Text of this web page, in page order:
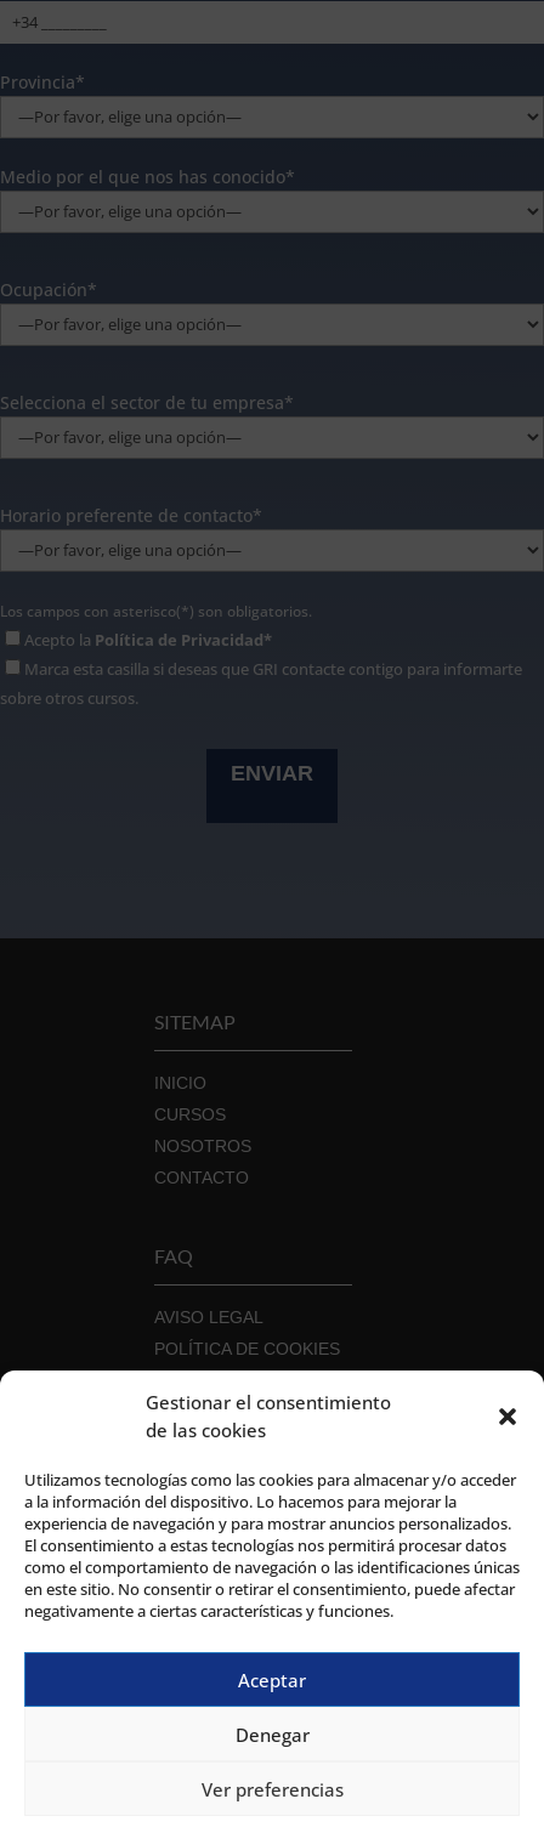
Gestionar el consentimiento
de las cookies
Utilizamos tecnologías como las cookies para almacenar y/o acceder
a la información del dispositivo. Lo hacemos para mejorar la
experiencia de navegación y para mostrar anuncios personalizados.
El consentimiento a estas tecnologías nos permitirá procesar datos
como el comportamiento de navegación o las identificaciones únicas
en este sitio. No consentir o retirar el consentimiento, puede afectar
negativamente a ciertas características y funciones.
Aceptar
Denegar
Ver preferencias
Provincia*
Medio por el que nos has conocido*
Ocupación*
Selecciona el sector de tu empresa*
Horario preferente de contacto*
Los campos con asterisco(*) son obligatorios.
Acepto la Política de Privacidad*
Marca esta casilla si deseas que GRI contacte contigo para informarte
sobre otros cursos.
SITEMAP
INICIO
CURSOS
NOSOTROS
CONTACTO
FAQ
AVISO LEGAL
POLÍTICA DE COOKIES
POLÍTICA DE SEGURIDAD DE LA
INFORMACIÓN
CANAL DEL INFORMANTE